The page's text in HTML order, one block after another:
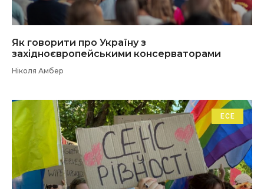
Як говорити про Україну з
західноєвропейськими консерваторами
Ніколя Амбер
ЕСЕ